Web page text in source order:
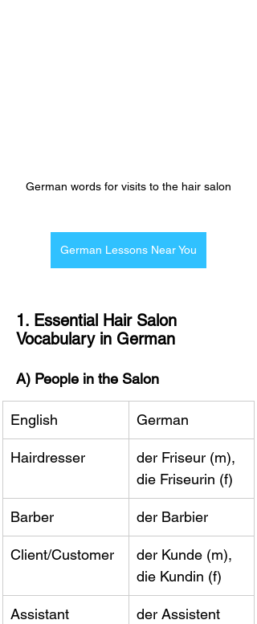
German words for visits to the hair salon
German Lessons Near You
1. Essential Hair Salon
Vocabulary in German
A) People in the Salon
English German
Hairdresser
der Friseur (m),
die Friseurin (f)
Barber der Barbier
Client/Customer
der Kunde (m),
die Kundin (f)
Assistant
der Assistent